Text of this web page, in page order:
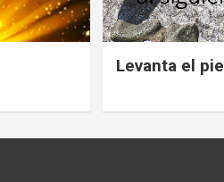
Levanta el pie